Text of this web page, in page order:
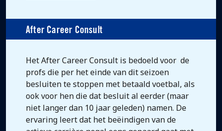
After Career Consult
Het After Career Consult is bedoeld voor de
profs die per het einde van dit seizoen
besluiten te stoppen met betaald voetbal, als
ook voor hen die dat besluit al eerder (maar
niet langer dan 10 jaar geleden) namen. De
ervaring leert dat het beëindigen van de